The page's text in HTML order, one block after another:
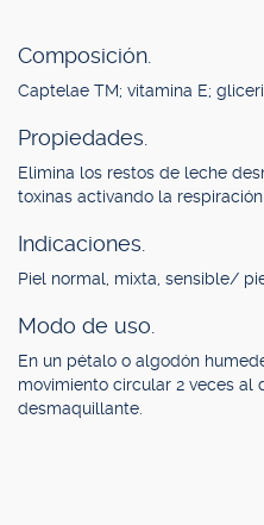
Composición.
Captelae TM; vitamina E;
Propiedades.
Elimina los restos de leche
toxinas activando la
Indicaciones.
Piel normal, mixta, sensible/
Modo de uso.
En un pétalo o algodón
movimiento circular 2 veces al
desmaquillante.